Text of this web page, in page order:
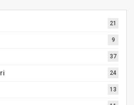
21
9
37
24
13